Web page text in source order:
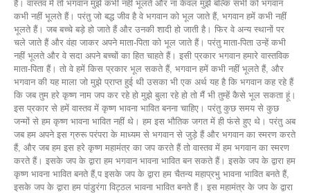
हैं। वास्तव में तो भगवान मुझे कभी नहीं भूलते और ना केवल मुझे बल्कि सभी को भगवान
कभी नहीं भूलते हैं। परंतु जो बद्ध जीव है वे भगवान को भूल जाते हैं, भगवान हमें कभी नहीं
भूलते हैं। जब बच्चे बड़े हो जाते हैं और उनकी शादी हो जाती है। फिर वे अन्य स्थानों पर
चले जाते हैं और वंहा जाकर अपने माता-पिता को भूल जाते हैं। परंतु माता-पिता उन्हें कभी
नहीं भूलते और वे सदा अपने बच्चों का हित चाहते हैं। इसी प्रकार भगवान हमारे वास्तविक
माता-पिता हैं। तो वे हमें किस प्रकार भूल सकते हैं, भगवान हमें कभी नहीं भूलते हैं, और
भगवान की यह माला जो मुझे प्राप्त हुई थी उसका भी एक अर्थ यह है कि भगवान कह रहे हैं
कि जब तुम हरे कृष्ण नाम जप कर रहे हो मुझे बुला रहे हो तो मैं भी तुम्हें कैसे भूल सकता हूं।
इस प्रकार से हमें वास्तव में कृष्ण भावना भावित बनना चाहिए। परंतु कुछ समय से कुछ
जन्मों से हम कृष्ण भावना भावित नहीं थे। हम इस भौतिक जगत में ही फंसे हुए थे। परंतु अब
जब हम अपने इस ग्रुरू परंपरा के माध्यम से भगवान से जुड़े हैं और भगवान का स्मरण करते
हैं, और जब हम इस हरे कृष्ण महामंत्र का जप करते हैं तो वास्तव में हम भगवान का स्मरण
करते हैं। इसके जप के द्वारा हम भगवान भावना भावित बन सकते हैं। इसके जप के द्वारा हम
कृष्ण भावना भावित बनते हैं,प इसके जप के द्वारा हम चैतन्य महाप्रभु भावना भावित बनते हैं,
इसके जप के द्वारा हम पांडुरंगा विट्ठल भावना भावित बनते हैं। इस महामंत्र के जप के द्वारा